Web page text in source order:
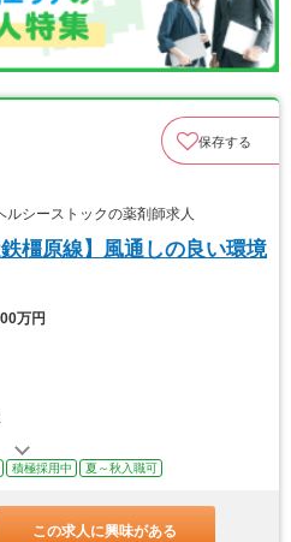
保存する
シーストックの薬剤師求人
橿原線】風通しの良い環境
万円
積極採用中 夏～秋入職可
この求人に興味がある